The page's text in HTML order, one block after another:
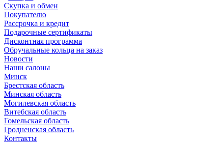
Скупка и обмен
Покупателю
Рассрочка и кредит
Подарочные сертификаты
Дисконтная программа
Обручальные кольца на заказ
Новости
Наши салоны
Минск
Брестская область
Минская область
Могилевская область
Витебская область
Гомельская область
Гродненская область
Контакты